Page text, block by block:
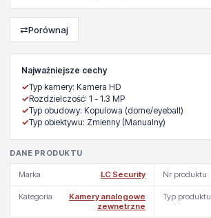
Najważniejsze cechy
✓Typ kamery: Kamera HD
✓Rozdzielczość: 1 - 1.3 MP
✓Typ obudowy: Kopulowa (dome/eyeball)
✓Typ obiektywu: Zmienny (Manualny)
DANE PRODUKTU
Marka LC Security Nr produktu
Kategoria
Kamery analogowe
zewnetrzne
Typ produktu
⇄Porównaj